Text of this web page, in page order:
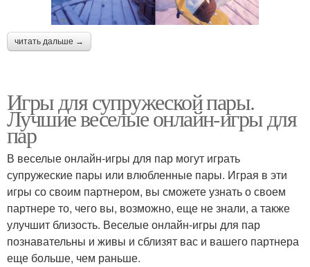
читать дальше →
Игры для супружеской пары.
Лучшие веселые онлайн-игры для
пар
В веселые онлайн-игры для пар могут играть
супружеские пары или влюбленные пары. Играя в эти
игры со своим партнером, вы сможете узнать о своем
партнере то, чего вы, возможно, еще не знали, а также
улучшит близость. Веселые онлайн-игры для пар
познавательны и живы и сблизят вас и вашего партнера
еще больше, чем раньше.